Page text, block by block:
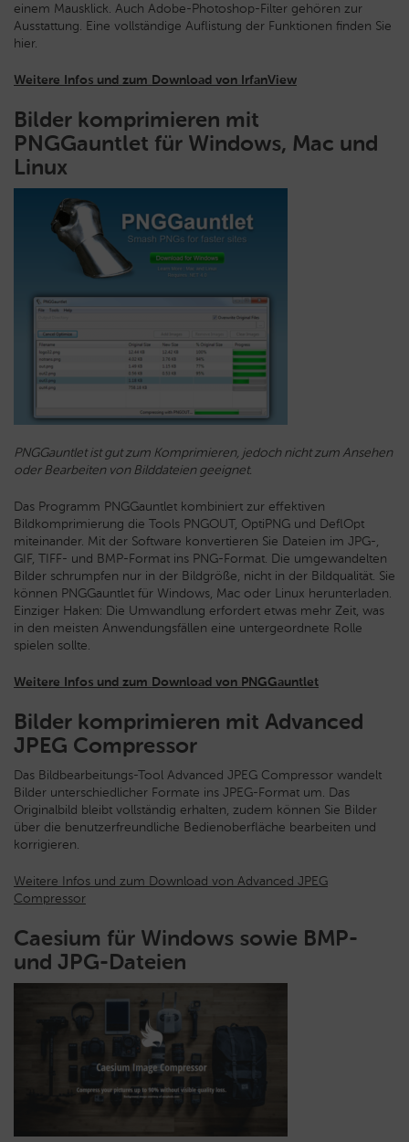
einem Mausklick. Auch Adobe-Photoshop-Filter gehören zur
Ausstattung. Eine vollständige Auflistung der Funktionen finden Sie
hier.
Weitere Infos und zum Download von IrfanView
Bilder komprimieren mit
PNGGauntlet für Windows, Mac und
Linux
PNGGauntlet ist gut zum Komprimieren, jedoch nicht zum Ansehen
oder Bearbeiten von Bilddateien geeignet.
Das Programm PNGGauntlet kombiniert zur effektiven
Bildkomprimierung die Tools PNGOUT, OptiPNG und DeflOpt
miteinander. Mit der Software konvertieren Sie Dateien im JPG-,
GIF, TIFF- und BMP-Format ins PNG-Format. Die umgewandelten
Bilder schrumpfen nur in der Bildgröße, nicht in der Bildqualität. Sie
können PNGGauntlet für Windows, Mac oder Linux herunterladen.
Einziger Haken: Die Umwandlung erfordert etwas mehr Zeit, was
in den meisten Anwendungsfällen eine untergeordnete Rolle
spielen sollte.
Weitere Infos und zum Download von PNGGauntlet
Bilder komprimieren mit Advanced
JPEG Compressor
Das Bildbearbeitungs-Tool Advanced JPEG Compressor wandelt
Bilder unterschiedlicher Formate ins JPEG-Format um. Das
Originalbild bleibt vollständig erhalten, zudem können Sie Bilder
über die benutzerfreundliche Bedienoberfläche bearbeiten und
korrigieren.
Weitere Infos und zum Download von Advanced JPEG
Compressor
Caesium für Windows sowie BMP-
und JPG-Dateien